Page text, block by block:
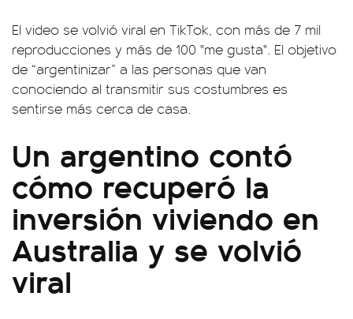
El video se volvió viral en TikTok, con más de 7 mil
reproducciones y más de 100 "me gusta". El objetivo
de “argentinizar” a las personas que van
conociendo al transmitir sus costumbres es
sentirse más cerca de casa.
Un argentino contó
cómo recuperó la
inversión viviendo en
Australia y se volvió
viral